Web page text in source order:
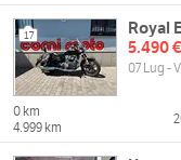
17
Royal
5.490 €
07 Lug -
0 km
4.999 km